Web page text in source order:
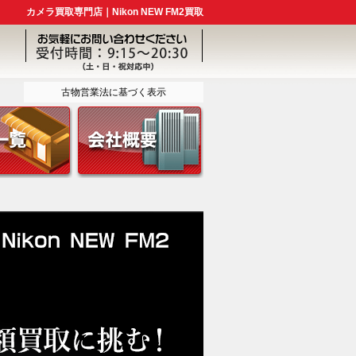
カメラ買取専門店｜Nikon NEW FM2買取
古物営業法に基づく表示